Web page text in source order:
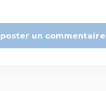
un commentaire